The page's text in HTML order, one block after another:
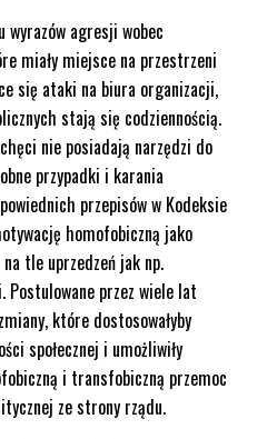
agresji wobec
miały miejsce na przestrzeni
się ataki na biura organizacji,
stają się codziennością.
nie posiadają narzędzi do
przypadki i karania
przepisów w Kodeksie
homofobiczną jako
tle uprzedzeń jak np.
przez wiele lat
które dostosowałyby
społecznej i umożliwiły
i transfobiczną przemoc
ze strony rządu.